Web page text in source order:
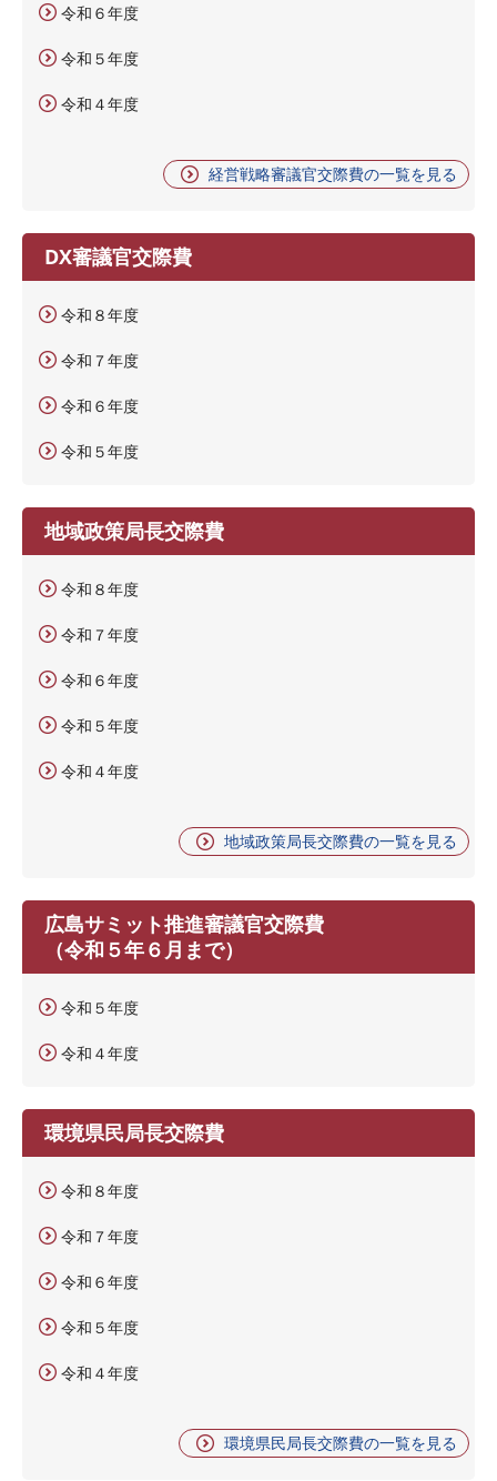
令和６年度
令和５年度
令和４年度
経営戦略審議官交際費の一覧を見る
DX審議官交際費
令和８年度
令和７年度
令和６年度
令和５年度
地域政策局長交際費
令和８年度
令和７年度
令和６年度
令和５年度
令和４年度
地域政策局長交際費の一覧を見る
広島サミット推進審議官交際費
（令和５年６月まで）
令和５年度
令和４年度
環境県民局長交際費
令和８年度
令和７年度
令和６年度
令和５年度
令和４年度
環境県民局長交際費の一覧を見る